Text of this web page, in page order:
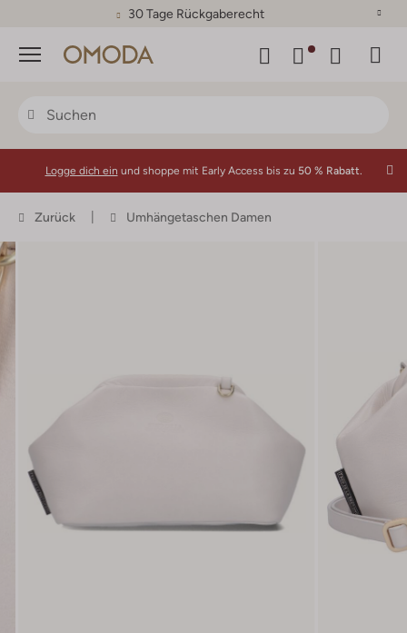
30 Tage Rückgaberecht
Menü
Logge dich ein und shoppe mit Early Access bis zu 50 % Rabatt.
Zurück Umhängetaschen Damen